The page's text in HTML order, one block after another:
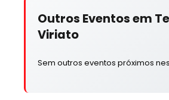
Outros Eventos em
Viriato
Sem outros eventos próximos